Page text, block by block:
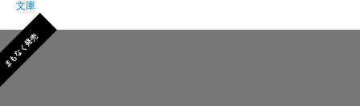
文庫
まもなく発売